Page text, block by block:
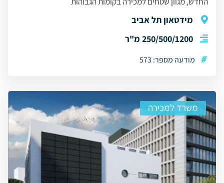
מידטאון תל אביב
250/500/1200 מ"ר
# מודעה מספר: 573
משרד למכירה